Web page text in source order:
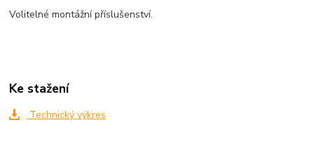
Volitelné montážní příslušenství.
Ke stažení
Technický výkres